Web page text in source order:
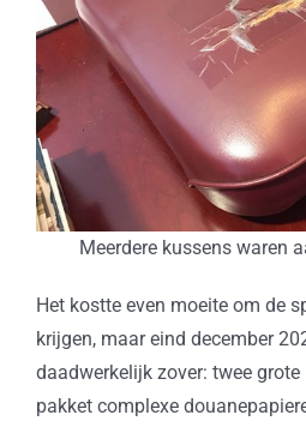
Meerdere kussens waren
Het kostte even moeite om de
krijgen, maar eind december
daadwerkelijk zover: twee grote
pakket complexe